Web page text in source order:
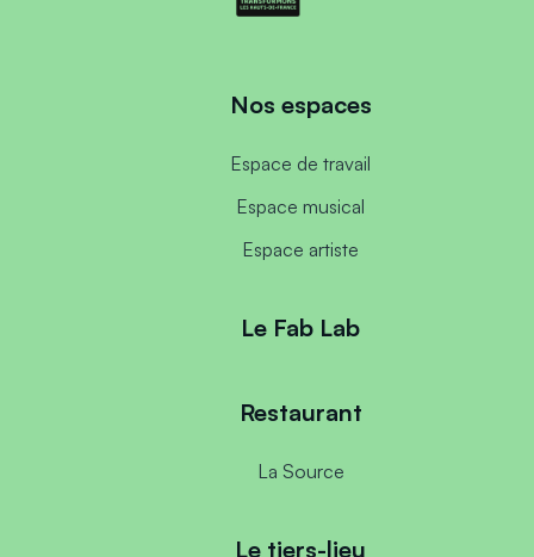
Nos espaces
Espace de travail
Espace musical
Espace artiste
Le Fab Lab
Restaurant
La Source
Le tiers-lieu